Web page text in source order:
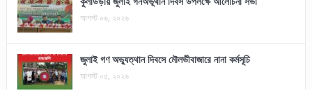
আগস্ট ০৬, ২০২৬
জুলাই গণ অভ্যুত্থান দিবসে মৌলভীবাজারে নানা কর্মসূচি
আগস্ট ০৫, ২০২৬